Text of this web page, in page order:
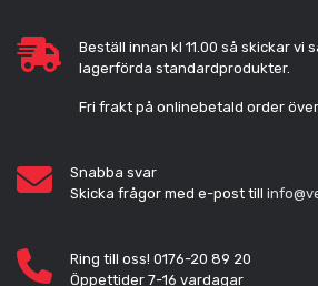
Beställ innan kl 11.00 så skickar vi
lagerförda standardprodukter.
Fri frakt på onlinebetald order
Snabba svar
Skicka frågor med e-post till
Ring till oss! 0176-20 89 20
Öppettider 7-16 vardagar